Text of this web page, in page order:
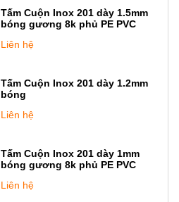
Tấm Cuộn Inox 201 dày 1.5mm
bóng gương 8k phủ PE PVC
Liên hệ
Tấm Cuộn Inox 201 dày 1.2mm
bóng
Liên hệ
Tấm Cuộn Inox 201 dày 1mm
bóng gương 8k phủ PE PVC
Liên hệ